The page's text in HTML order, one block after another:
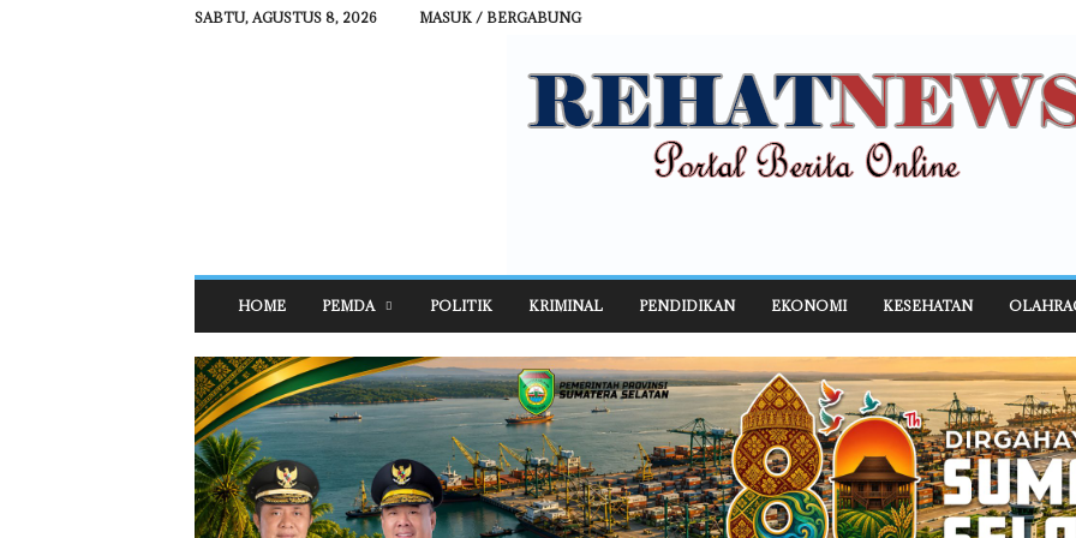
SABTU, AGUSTUS 8, 2026 MASUK / BERGABUNG
H
A
T
N
E
W
S
HOME PEMDA POLITIK KRIMINAL PENDIDIKAN EKONOMI KESEHATAN